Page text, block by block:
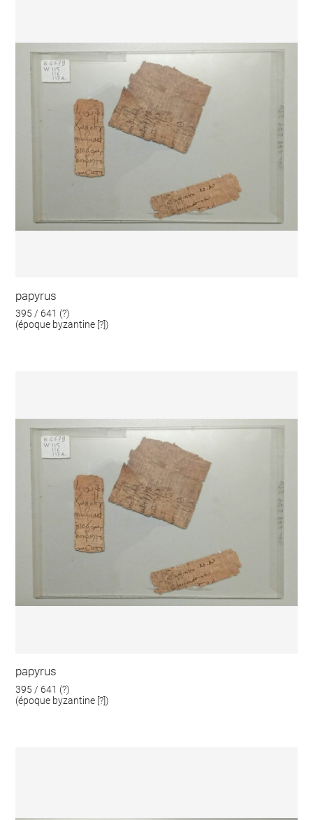
papyrus
395 / 641 (?)
(époque byzantine [?])
papyrus
395 / 641 (?)
(époque byzantine [?])